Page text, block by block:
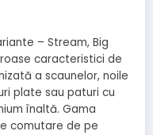
– Stream, Big
caracteristici de
a scaunelor, noile
plate sau paturi cu
înaltă. Gama
comutare de pe